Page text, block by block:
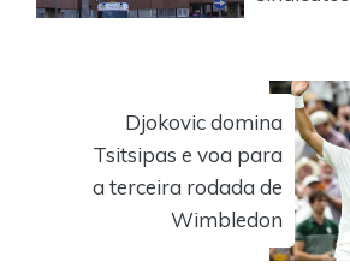
Djokovic domina
Tsitsipas e voa para
a terceira rodada de
Wimbledon